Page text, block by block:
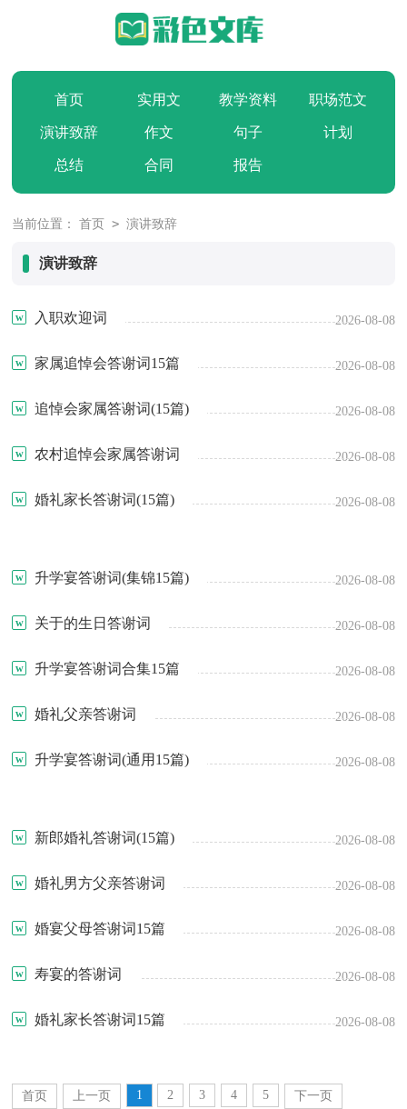
首页 实用文 教学资料 职场范文
演讲致辞 作文 句子 计划
总结 合同 报告
当前位置： 首页 > 演讲致辞
演讲致辞
入职欢迎词 2026-08-08
家属追悼会答谢词15篇 2026-08-08
追悼会家属答谢词(15篇) 2026-08-08
农村追悼会家属答谢词 2026-08-08
婚礼家长答谢词(15篇) 2026-08-08
升学宴答谢词(集锦15篇) 2026-08-08
关于的生日答谢词 2026-08-08
升学宴答谢词合集15篇 2026-08-08
婚礼父亲答谢词 2026-08-08
升学宴答谢词(通用15篇) 2026-08-08
新郎婚礼答谢词(15篇) 2026-08-08
婚礼男方父亲答谢词 2026-08-08
婚宴父母答谢词15篇 2026-08-08
寿宴的答谢词 2026-08-08
婚礼家长答谢词15篇 2026-08-08
首页 上一页 1 2 3 4 5
下一页